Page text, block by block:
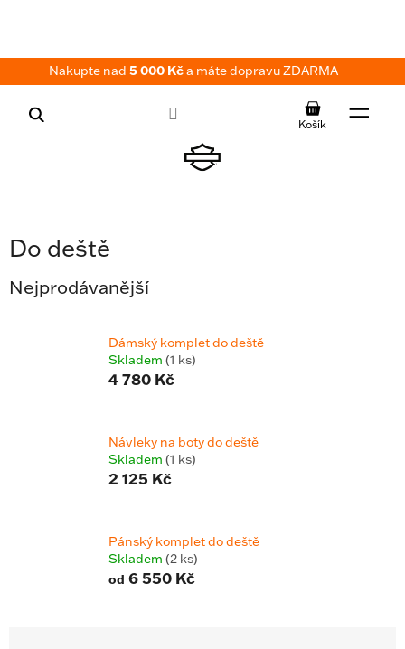
Nakupte nad 5 000 Kča máte dopravu ZDARMA
NÁKUPNÍ
KOŠÍK
Do deště
Nejprodávanější
Dámský komplet do deště
Skladem (1 ks)
4 780 Kč
Návleky na boty do deště
Skladem (1 ks)
2 125 Kč
Pánský komplet do deště
Skladem (2 ks)
od 6 550 Kč